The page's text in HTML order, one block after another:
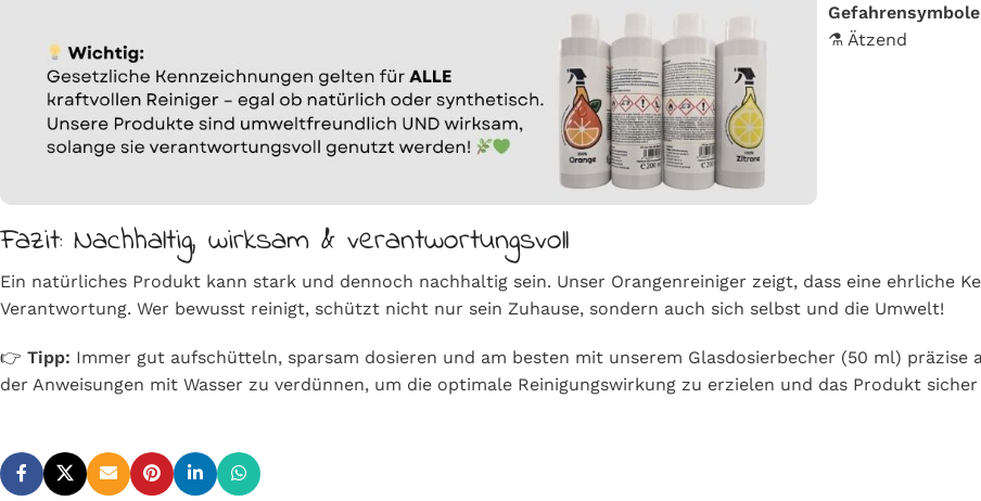
⚗️ Ätzend
Fazit: Nachhaltig, wirksam & verantwortungsvoll
Ein natürliches Produkt kann stark und dennoch nachhaltig sein. Unser Orangenreiniger zeigt, dass eine ehrliche
Verantwortung. Wer bewusst reinigt, schützt nicht nur sein Zuhause, sondern auch sich selbst und die Umwelt!
👉 Tipp: Immer gut aufschütteln, sparsam dosieren und am besten mit unserem Glasdosierbecher (50 ml) präzise
der Anweisungen mit Wasser zu verdünnen, um die optimale Reinigungswirkung zu erzielen und das Produkt